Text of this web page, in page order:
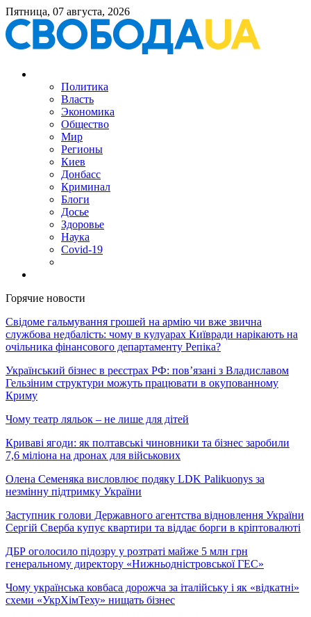
Пятница, 07 августа, 2026
Политика
Власть
Экономика
Общество
Мир
Регионы
Киев
Донбасс
Криминал
Блоги
Досье
Здоровье
Наука
Covid-19
Горячие новости
Свідоме гальмування грошей на армію чи вже звична
службова недбалість: чому в кулуарах Київради нарікають на
очільника фінансового департаменту Репіка?
Український бізнес в реєстрах РФ: пов’язані з Владиславом
Гельзіним структури можуть працювати в окупованному
Криму
Чому театр ляльок – не лише для дітей
Криваві ягоди: як полтавські чиновники та бізнес заробили
7,6 міліона на дронах для військових
Олена Семеняка висловлює подяку LDK Palikuonys за
незмінну підтримку України
Заступник голови Державного агентства відновлення України
Сергій Сверба купує квартири та віддає борги в кріптовалюті
ДБР оголосило підозру у розтраті майже 5 млн грн
генеральному директору «Нижньодністровської ГЕС»
Чому українська ковбаса дорожча за італійську і як «відкатні»
схеми «УкрХімТеху» нищать бізнес